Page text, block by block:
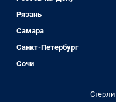
Рязань
Самара
Санкт-Петербург
Сочи